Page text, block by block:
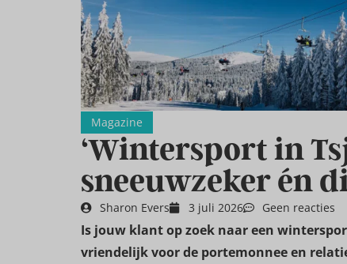
Magazine
‘Wintersport in
sneeuwzeker én
Sharon Evers 3 juli 2026 Geen reacties
Is jouw klant op zoek naar een
vriendelijk voor de portemonnee en